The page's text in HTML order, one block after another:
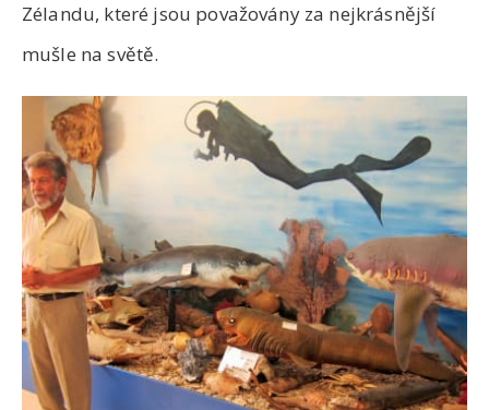
Zélandu, které jsou považovány za nejkrásnější
mušle na světě.